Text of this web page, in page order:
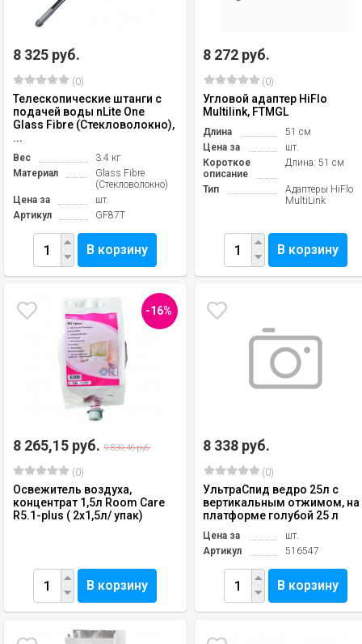
8 325 руб.
(0)
Телескопические штанги с
подачей воды nLite One
Glass Fibre (Стекловолокно),
...
Вес
3.4 кг
Материал
Glass Fibre
(Стекловолокно)
Цена за
шт.
Артикул
GF87T
В корзину
8 272 руб.
(0)
Угловой адаптер HiFlo
Multilink, FTMGL
Длина
51 см
Цена за
шт.
Короткое
описание
Длина: 51 см
Тип
Адаптеры HiFlo
MultiLink
В корзину
-16%
8 265,15 руб. 9 839,46 руб.
(0)
Освежитель воздуха,
концентрат 1,5л Room Care
R5.1-plus ( 2х1,5л/ упак)
В корзину
8 338 руб.
(0)
УльтраСпид ведро 25л с
вертикальным отжимом, на
платформе голубой 25 л
Цена за
шт.
Артикул
516547
В корзину